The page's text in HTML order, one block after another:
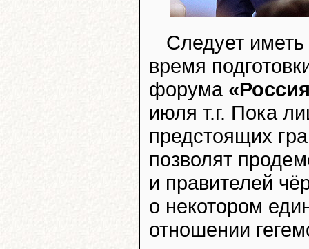
Следует
время
форума
июля т.г. Пока
предстоящих
позволят
и правителей
о некотором
отношении